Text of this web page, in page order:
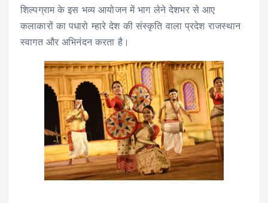
शिल्पग्राम के इस भव्य आयोजन में भाग लेने देशभर से आए
कलाकारों का पधारो म्हारे देश की संस्कृति वाला प्रदेश राजस्थान
स्वागत और अभिनंदन करता है।